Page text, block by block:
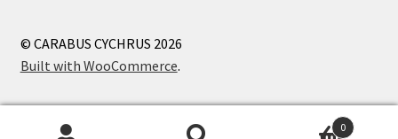
© CARABUS CYCHRUS 2026
Built with WooCommerce.
0